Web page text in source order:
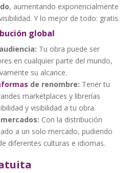
, aumentando exponencialmente
Y lo mejor de todo: gratis.
global
Tu obra puede ser
en cualquier parte del mundo,
su alcance.
de renombre: Tener tu
marketplaces y librerías
y visibilidad a tu obra.
Con la distribución
a un solo mercado, pudiendo
diferentes culturas e idiomas.